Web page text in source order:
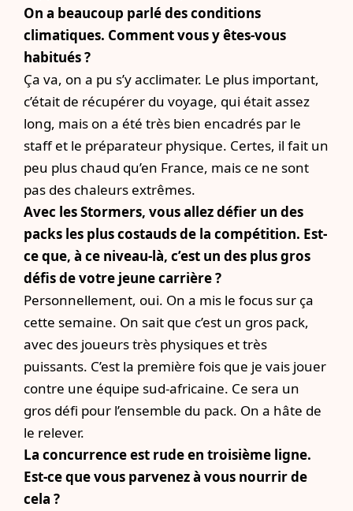
On a beaucoup parlé des conditions
climatiques. Comment vous y êtes-vous
habitués ?
Ça va, on a pu s’y acclimater. Le plus important,
c’était de récupérer du voyage, qui était assez
long, mais on a été très bien encadrés par le
staff et le préparateur physique. Certes, il fait un
peu plus chaud qu’en France, mais ce ne sont
pas des chaleurs extrêmes.
Avec les Stormers, vous allez défier un des
packs les plus costauds de la compétition. Est-
ce que, à ce niveau-là, c’est un des plus gros
défis de votre jeune carrière ?
Personnellement, oui. On a mis le focus sur ça
cette semaine. On sait que c’est un gros pack,
avec des joueurs très physiques et très
puissants. C’est la première fois que je vais jouer
contre une équipe sud-africaine. Ce sera un
gros défi pour l’ensemble du pack. On a hâte de
le relever.
La concurrence est rude en troisième ligne.
Est-ce que vous parvenez à vous nourrir de
cela ?